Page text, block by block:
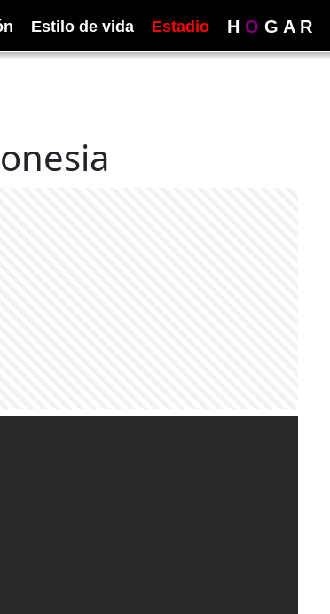
Estilo de vida Estadio H O G A R